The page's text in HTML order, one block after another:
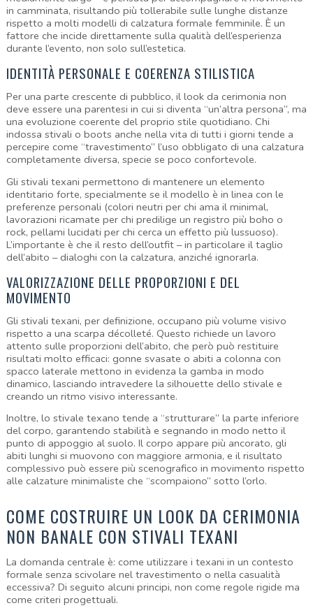
in camminata, risultando più tollerabile sulle lunghe distanze
rispetto a molti modelli di calzatura formale femminile. È un
fattore che incide direttamente sulla qualità dell’esperienza
durante l’evento, non solo sull’estetica.
IDENTITÀ PERSONALE E COERENZA STILISTICA
Per una parte crescente di pubblico, il look da cerimonia non
deve essere una parentesi in cui si diventa “un’altra persona”, ma
una evoluzione coerente del proprio stile quotidiano. Chi
indossa stivali o boots anche nella vita di tutti i giorni tende a
percepire come “travestimento” l’uso obbligato di una calzatura
completamente diversa, specie se poco confortevole.
Gli stivali texani permettono di mantenere un elemento
identitario forte, specialmente se il modello è in linea con le
preferenze personali (colori neutri per chi ama il minimal,
lavorazioni ricamate per chi predilige un registro più boho o
rock, pellami lucidati per chi cerca un effetto più lussuoso).
L’importante è che il resto dell’outfit – in particolare il taglio
dell’abito – dialoghi con la calzatura, anziché ignorarla.
VALORIZZAZIONE DELLE PROPORZIONI E DEL
MOVIMENTO
Gli stivali texani, per definizione, occupano più volume visivo
rispetto a una scarpa décolleté. Questo richiede un lavoro
attento sulle proporzioni dell’abito, che però può restituire
risultati molto efficaci: gonne svasate o abiti a colonna con
spacco laterale mettono in evidenza la gamba in modo
dinamico, lasciando intravedere la silhouette dello stivale e
creando un ritmo visivo interessante.
Inoltre, lo stivale texano tende a “strutturare” la parte inferiore
del corpo, garantendo stabilità e segnando in modo netto il
punto di appoggio al suolo. Il corpo appare più ancorato, gli
abiti lunghi si muovono con maggiore armonia, e il risultato
complessivo può essere più scenografico in movimento rispetto
alle calzature minimaliste che “scompaiono” sotto l’orlo.
COME COSTRUIRE UN LOOK DA CERIMONIA
NON BANALE CON STIVALI TEXANI
La domanda centrale è: come utilizzare i texani in un contesto
formale senza scivolare nel travestimento o nella casualità
eccessiva? Di seguito alcuni principi, non come regole rigide ma
come criteri progettuali.